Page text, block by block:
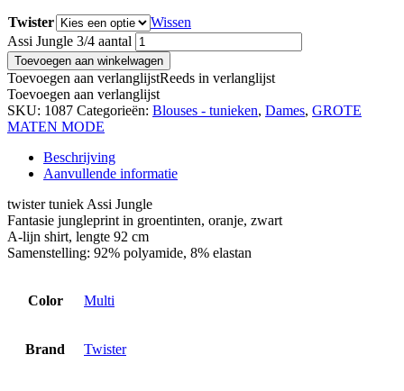
Twister
Wissen
Assi Jungle 3/4 aantal
Toevoegen aan winkelwagen
Toevoegen aan verlanglijstReeds in verlanglijst
Toevoegen aan verlanglijst
SKU: 1087 Categorieën: Blouses - tunieken, Dames, GROTE
MATEN MODE
Beschrijving
Aanvullende informatie
twister tuniek Assi Jungle
Fantasie jungleprint in groentinten, oranje, zwart
A-lijn shirt, lengte 92 cm
Samenstelling: 92% polyamide, 8% elastan
Color Multi
Brand Twister